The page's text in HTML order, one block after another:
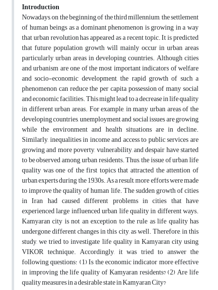
Introduction
Nowadays, on the beginning of the third millennium, the settlement
of human beings as a dominant phenomenon is growing in a way
that urban revolution has appeared as a recent topic. It is predicted
that future population growth will mainly occur in urban areas
particularly urban areas in developing countries. Although cities
and urbanism are one of the most important indicators of welfare
and socio-economic development, the rapid growth of such a
phenomenon can reduce the per capita possession of many social
and economic facilities. This might lead to a decrease in life quality
in different urban areas. For example, in many urban areas of the
developing countries, unemployment and social issues are growing
while the environment and health situations are in decline.
Similarly, inequalities in income and access to public services are
growing and more poverty, vulnerability, and despair have started
to be observed among urban residents. Thus, the issue of urban life
quality was one of the first topics that attracted the attention of
urban experts during the 1930s. As a result, more efforts were made
to improve the quality of human life. The sudden growth of cities
in Iran had caused different problems in cities that have
experienced large influenced urban life quality in different ways.
Kamyaran city is not an exception to the rule as life quality has
undergone different changes in this city, as well. Therefore, in this
study, we tried to investigate life quality in Kamyaran city using
VIKOR technique. Accordingly, it was tried to answer the
following questions: (1) Is the economic indicator more effective
in improving the life quality of Kamyaran residents? (2) Are life
quality measures in a desirable state in Kamyaran City?